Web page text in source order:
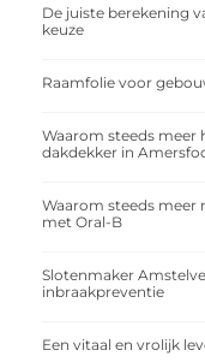
De juiste berekening
keuze
Raamfolie voor
Waarom steeds meer
dakdekker in
Waarom steeds meer
met Oral-B
Slotenmaker
inbraakpreventie
Een vitaal en vrolijk